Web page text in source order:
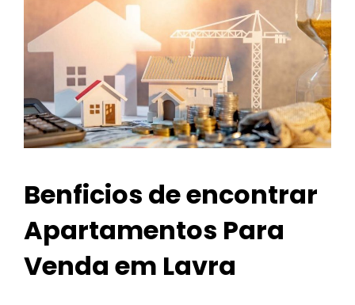
Benficios de encontrar
Apartamentos Para
Venda em Lavra